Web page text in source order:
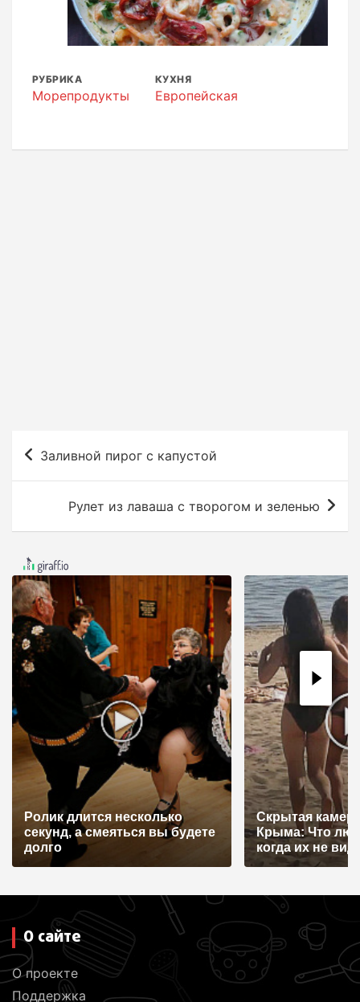
РУБРИКА
Морепродукты
КУХНЯ
Европейская
а
ц
и
я
п
о
з
а
п
с
Заливной пирог с капустой
Рулет из лаваша с творогом и зеленью
Ролик длится несколько
секунд, а смеяться вы будете
долго
Скрытая
Крыма: Что
когда их не
О сайте
О проекте
Поддержка